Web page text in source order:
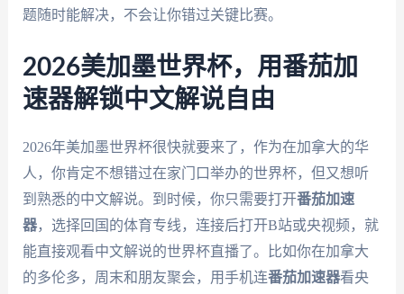
题随时能解决，不会让你错过关键比赛。
2026美加墨世界杯，用番茄加
速器解锁中文解说自由
2026年美加墨世界杯很快就要来了，作为在加拿大的华
人，你肯定不想错过在家门口举办的世界杯，但又想听
到熟悉的中文解说。到时候，你只需要打开番茄加速
器，选择回国的体育专线，连接后打开B站或央视频，就
能直接观看中文解说的世界杯直播了。比如你在加拿大
的多伦多，周末和朋友聚会，用手机连番茄加速器看央